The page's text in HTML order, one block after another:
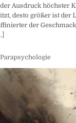
Ausdruck höchster
desto größer ist der
der